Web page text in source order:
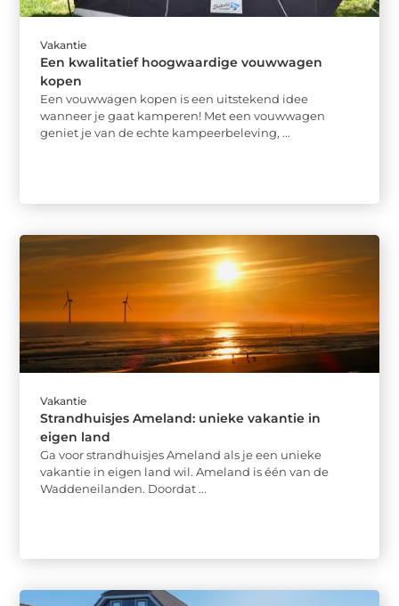
Vakantie
Een kwalitatief hoogwaardige vouwwagen
kopen
Een vouwwagen kopen is een uitstekend idee
wanneer je gaat kamperen! Met een vouwwagen
geniet je van de echte kampeerbeleving, ...
Vakantie
Strandhuisjes Ameland: unieke vakantie in
eigen land
Ga voor strandhuisjes Ameland als je een unieke
vakantie in eigen land wil. Ameland is één van de
Waddeneilanden. Doordat ...